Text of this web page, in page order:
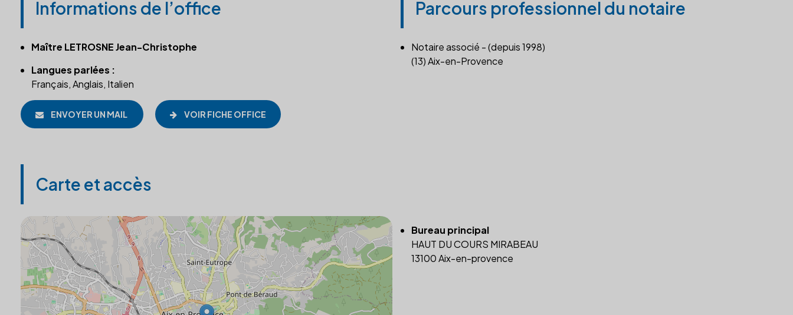
Informations de l’office
Maître LETROSNE Jean-Christophe
Langues parlées :
Français, Anglais, Italien
ENVOYER UN MAIL VOIR FICHE OFFICE
Parcours professionnel du notaire
Notaire associé - (depuis 1998)
(13) Aix-en-Provence
Carte et accès
Bureau principal
HAUT DU COURS MIRABEAU
13100 Aix-en-provence